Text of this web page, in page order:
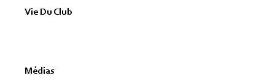
Vie Du Club
Médias